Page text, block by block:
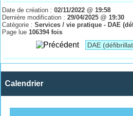
Date de création :02/11/2022 @ 19:58
Dernière modification :29/04/2025 @ 19:30
Catégorie :Services / vie pratique - DAE
Page lue 106394 fois
Calendrier